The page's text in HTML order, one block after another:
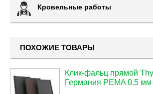
Кровельные работы
ПОХОЖИЕ ТОВАРЫ
Клик-фальц прямой
Германия PEMA 0.5 мм